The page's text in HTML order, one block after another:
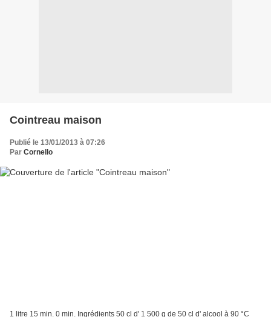
Cointreau maison
Publié le 13/01/2013 à 07:26
Par Cornello
1 litre 15 min. 0 min. Ingrédients 50 cl d' 1 500 g de 50 cl d' alcool à 90 °C